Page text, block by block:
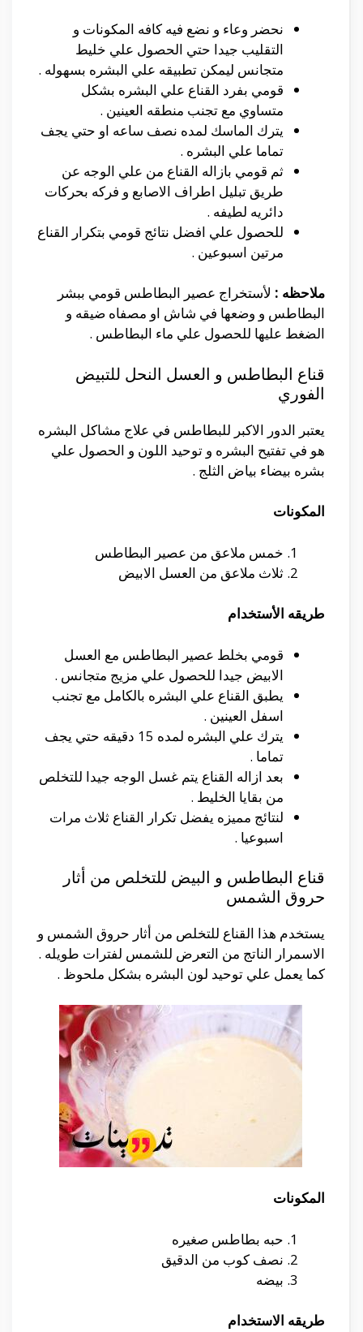
نحضر وعاء و نضع فيه كافه المكونات و
التقليب جيدا حتي الحصول علي خليط
متجانس ليمكن تطبيقه علي البشره بسهوله .
قومي بفرد القناع علي البشره بشكل
متساوي مع تجنب منطقه العينين .
يترك الماسك لمده نصف ساعه او حتي يجف
تماما علي البشره .
ثم قومي بازاله القناع من علي الوجه عن
طريق تبليل اطراف الاصابع و فركه بحركات
دائريه لطيفه .
للحصول علي افضل نتائج قومي بتكرار القناع
مرتين اسبوعين .
ملاحظه : لأستخراج عصير البطاطس قومي ببشر
البطاطس و وضعها في شاش او مصفاه ضيقه و
الضغط عليها للحصول علي ماء البطاطس .
قناع البطاطس و العسل النحل للتبيض
الفوري
يعتبر الدور الاكبر للبطاطس في علاج مشاكل البشره
هو في تفتيح البشره و توحيد اللون و الحصول علي
بشره بيضاء بياض الثلج .
المكونات
خمس ملاعق من عصير البطاطس
ثلاث ملاعق من العسل الابيض
طريقه الأستخدام
قومي بخلط عصير البطاطس مع العسل
الابيض جيدا للحصول علي مزيج متجانس .
يطبق القناع علي البشره بالكامل مع تجنب
اسفل العينين .
يترك علي البشره لمده 15 دقيقه حتي يجف
تماما .
بعد ازاله القناع يتم غسل الوجه جيدا للتخلص
من بقايا الخليط .
لنتائج مميزه يفضل تكرار القناع ثلاث مرات
اسبوعيا .
قناع البطاطس و البيض للتخلص من أثار
حروق الشمس
يستخدم هذا القناع للتخلص من أثار حروق الشمس و
الاسمرار الناتج من التعرض للشمس لفترات طويله .
كما يعمل علي توحيد لون البشره بشكل ملحوظ .
المكونات
حبه بطاطس صغيره
نصف كوب من الدقيق
بيضه
طريقه الاستخدام